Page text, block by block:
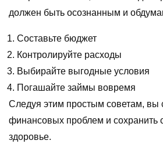
должен быть осознанным и
Составьте бюджет
Контролируйте расходы
Выбирайте выгодные условия
Погашайте займы вовремя
Следуя этим простым советам, вы
финансовых проблем и сохранить
здоровье.